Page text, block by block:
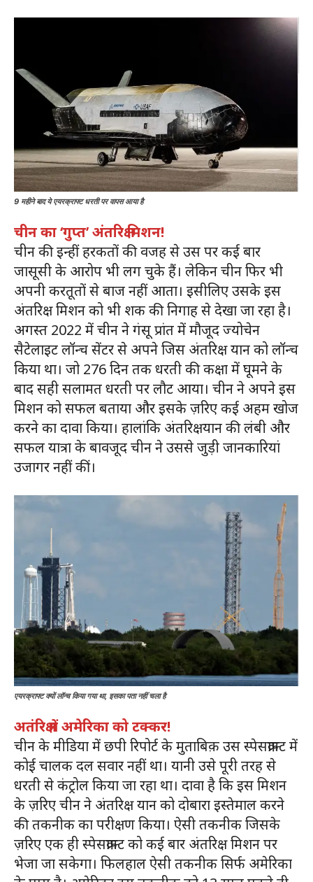
9 महीने बाद ये एयरक्राफ्ट धरती पर वापस आया है
चीन का ‘गुप्त’ अंतरिक्ष मिशन!
चीन की इन्हीं हरकतों की वजह से उस पर कई बार
जासूसी के आरोप भी लग चुके हैं। लेकिन चीन फिर भी
अपनी करतूतों से बाज नहीं आता। इसीलिए उसके इस
अंतरिक्ष मिशन को भी शक की निगाह से देखा जा रहा है।
अगस्त 2022 में चीन ने गंसू प्रांत में मौजूद ज्योचेन
सैटेलाइट लॉन्च सेंटर से अपने जिस अंतरिक्ष यान को लॉन्च
किया था। जो 276 दिन तक धरती की कक्षा में घूमने के
बाद सही सलामत धरती पर लौट आया। चीन ने अपने इस
मिशन को सफल बताया और इसके ज़रिए कई अहम खोज
करने का दावा किया। हालांकि अंतरिक्षयान की लंबी और
सफल यात्रा के बावजूद चीन ने उससे जुड़ी जानकारियां
उजागर नहीं कीं।
एयरक्राफ्ट क्यों लॉन्च किया गया था, इसका पता नहीं चला है
अतंरिक्ष में अमेरिका को टक्कर!
चीन के मीडिया में छपी रिपोर्ट के मुताबिक़ उस स्पेसक्राफ़्ट में
कोई चालक दल सवार नहीं था। यानी उसे पूरी तरह से
धरती से कंट्रोल किया जा रहा था। दावा है कि इस मिशन
के ज़रिए चीन ने अंतरिक्ष यान को दोबारा इस्तेमाल करने
की तकनीक का परीक्षण किया। ऐसी तकनीक जिसके
ज़रिए एक ही स्पेसक्राफ़्ट को कई बार अंतरिक्ष मिशन पर
भेजा जा सकेगा। फिलहाल ऐसी तकनीक सिर्फ अमेरिका